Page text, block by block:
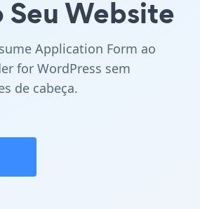
Seu Website
Application Form ao
for WordPress sem
de cabeça.